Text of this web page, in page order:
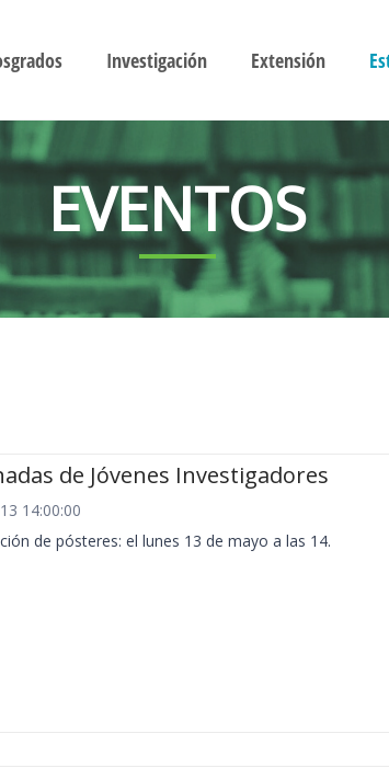
Investigación Extensión
EVENTOS
de Jóvenes Investigadores
14:00:00
de pósteres: el lunes 13 de mayo a las 14.